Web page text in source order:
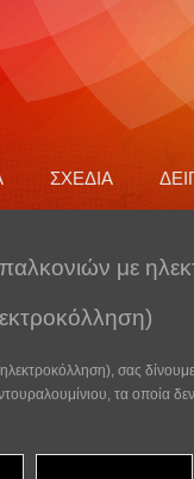
ΣΧΕΔΙΑ
με
σας δίνουμε
τα οποία